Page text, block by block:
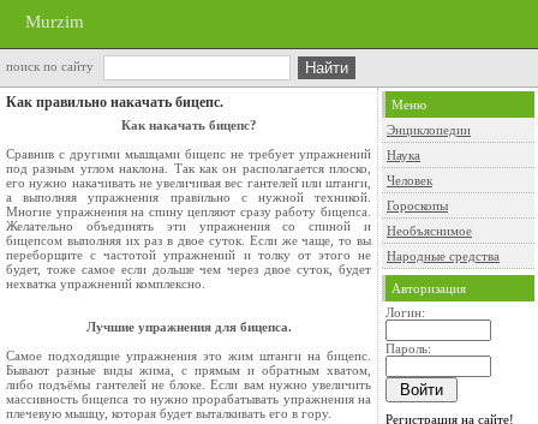
Murzim
поиск по сайту
Как правильно накачать бицепс.
Как накачать бицепс?
Сравнив с другими мышцами бицепс не требует упражнений
под разным углом наклона. Так как он располагается плоско,
его нужно накачивать не увеличивая вес гантелей или штанги,
а выполняя упражнения правильно с нужной техникой.
Многие упражнения на спину цепляют сразу работу бицепса.
Желательно объединять эти упражнения со спиной и
бицепсом выполняя их раз в двое суток. Если же чаще, то вы
переборщите с частотой упражнений и толку от этого не
будет, тоже самое если дольше чем через двое суток, будет
нехватка упражнений комплексно.
Лучшие упражнения для бицепса.
Самое подходящие упражнения это жим штанги на бицепс.
Бывают разные виды жима, с прямым и обратным хватом,
либо подъёмы гантелей не блоке. Если вам нужно увеличить
массивность бицепса то нужно прорабатывать упражнения на
плечевую мышцу, которая будет выталкивать его в гору.
Меню
Энциклопедии
Наука
Человек
Гороскопы
Необъяснимое
Народные средства
Авторизация
Логин:
Пароль:
Регистрация на сайте!